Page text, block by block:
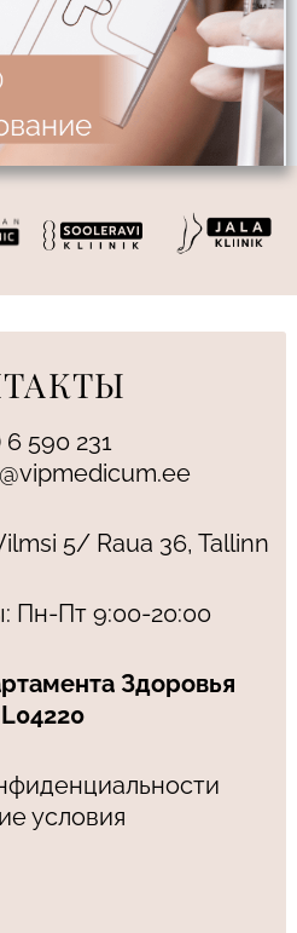
6 590 231
5/ Raua 36, Tallinn
Пн-Пт 9:00-20:00
Здоровья
условия